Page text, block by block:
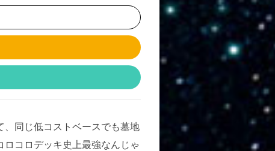
同じ低コストベースでも墓地
コロデッキ史上最強なんじゃ